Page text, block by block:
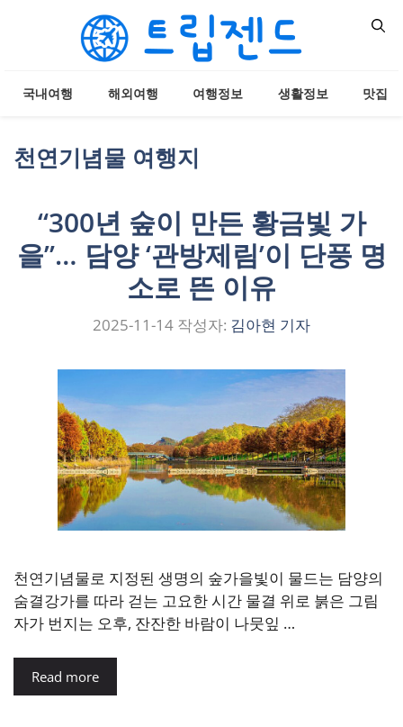
국내여행 해외여행 여행정보 생활정보 맛집
천연기념물 여행지
“300년 숲이 만든 황금빛 가
을”… 담양 ‘관방제림’이 단풍 명
소로 뜬 이유
2025-11-14 작성자: 김아현 기자
천연기념물로 지정된 생명의 숲가을빛이 물드는 담양의
숨결강가를 따라 걷는 고요한 시간 물결 위로 붉은 그림
자가 번지는 오후, 잔잔한 바람이 나뭇잎 …
Read more